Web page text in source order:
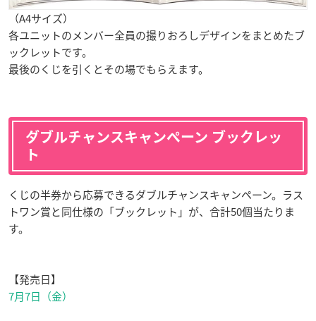
（A4サイズ）
各ユニットのメンバー全員の撮りおろしデザインをまとめたブ
ックレットです。
最後のくじを引くとその場でもらえます。
ダブルチャンスキャンペーン ブックレッ
ト
くじの半券から応募できるダブルチャンスキャンペーン。ラス
トワン賞と同仕様の「ブックレット」が、合計50個当たりま
す。
【発売日】
7月7日（金）